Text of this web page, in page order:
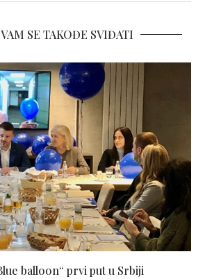
SE TAKOĐE SVIĐATI
balloon“ prvi put u Srbiji